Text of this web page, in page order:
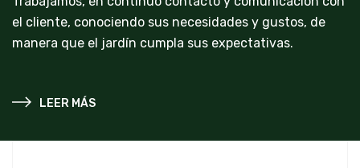
el cliente, conociendo sus necesidades y gustos, de
manera que el jardín cumpla sus expectativas.
LEER MÁS